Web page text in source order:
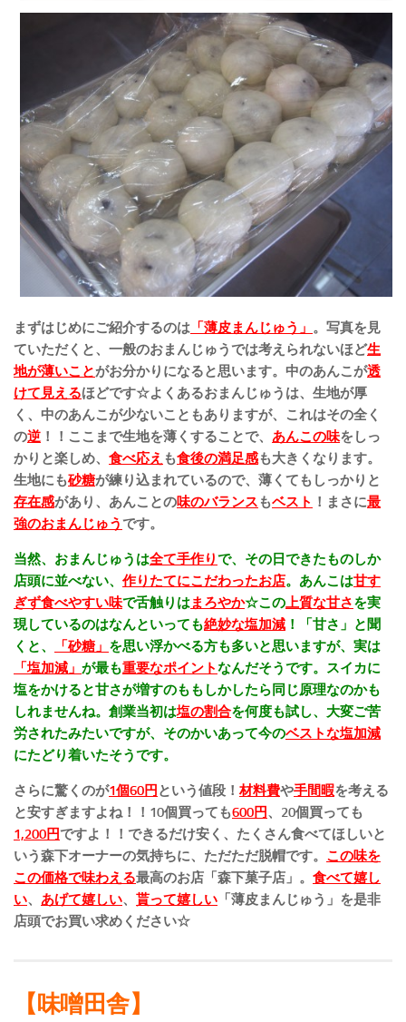
まずはじめにご紹介するのは 「薄皮まんじゅう」 。写真を見
ていただくと、一般のおまんじゅうでは考えられないほど生
地が薄いことがお分かりになると思います。中のあんこが透
けて見えるほどです☆よくあるおまんじゅうは、生地が厚
く、中のあんこが少ないこともありますが、これはその全く
の逆 ！！ここまで生地を薄くすることで、 あんこの味をしっ
かりと楽しめ、 食べ応え も食後の満足感も大きくなります。
生地にも砂糖が練り込まれているので、薄くてもしっかりと
存在感があり、あんことの味のバランス もベスト ！まさに最
強のおまんじゅう です。
当然、おまんじゅうは全て手作りで、その日できたものしか
店頭に並べない、 作りたてにこだわったお店。あんこは甘す
ぎず食べやすい味で舌触りはまろやか☆この上質な甘さを実
現しているのはなんといっても絶妙な塩加減 ！
「甘さ」と聞
くと、
「砂糖」 を思い浮かべる方も多いと思いますが、 実は
「塩加減」 が最も重要なポイントなんだそうです。スイカに
塩をかけると甘さが増すのももしかしたら同じ原理なのかも
しれませんね。創業当初は塩の割合を何度も試し、大変ご苦
労されたみたいですが、そのかいあって今のベストな塩加減
にたどり着いたそうです。
さらに驚くのが1個60円 という値段！材料費や手間暇を考える
と安すぎますよね！！10個買っても600円、20個買っても
1,200円ですよ！！ できるだけ安く、たくさん食べてほしいと
いう森下オーナーの気持ちに、ただただ脱帽です。 この味を
この価格で味わえる最高のお店「森下菓子店」。 食べて嬉し
い、 あげて嬉しい、 貰って嬉しい 「薄皮まんじゅう」を是非
店頭でお買い求めください☆
【味噌田舎】